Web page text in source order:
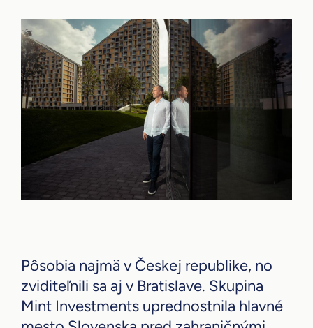
Pôsobia najmä v Českej republike, no
zviditeľnili sa aj v Bratislave. Skupina
Mint Investments uprednostnila hlavné